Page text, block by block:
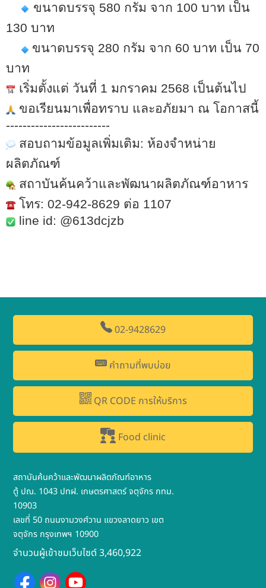
ขนาดบรรจุ 580 กรัม จาก 100 บาท เป็น
130 บาท
ขนาดบรรจุ 280 กรัม จาก 60 บาท เป็น 70
บาท
เริ่มตั้งแต่ วันที่ 1 มกราคม 2568 เป็นต้นไป
ขอเรียนมาเพื่อทราบ และอภัยมา ณ โอกาสนี้
-------------------------
สอบถามข้อมูลเพิ่มเติม: ห้องจำหน่าย
ผลิตภัณฑ์
สถาบันค้นคว้าและพัฒนาผลิตภัณฑ์อาหาร
โทร: 02-942-8629 ต่อ 1107
line id: @613dcjzb
02-9428629
คำถามที่พบบ่อย
QR CODE การให้บริการ
Food clinic
สถาบันค้นคว้าและพัฒนาผลิตภัณฑ์อาหาร
ตู้ ปณ. 1043 ปทฝ. เกษตรศาสตร์ จตุจักร กทม.
10903
เลขที่ 50 ถนนงามวงศ์วาน แขวงลาดยาว เขต
จตุจักร กรุงเทพฯ 10900
จำนวนผู้เข้าชมเว็บไซต์ 3,460,922